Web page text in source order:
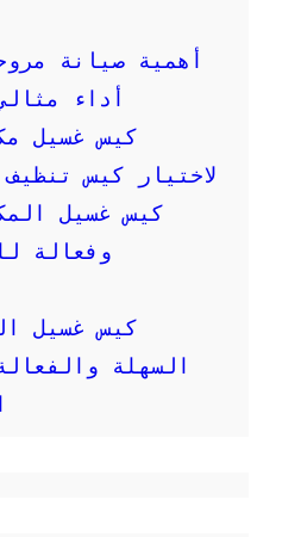
أهمية صيانة
أداء
كيس غسيل
لاختيار كيس
كيس غسيل
وفعالة
كيس غسيل
السهلة